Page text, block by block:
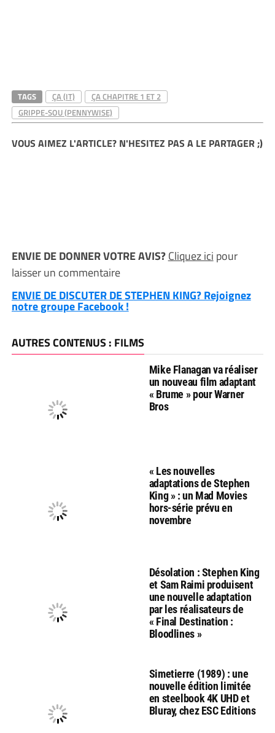
TAGS ÇA (IT)
ÇA CHAPITRE 1 ET 2
GRIPPE-SOU (PENNYWISE)
VOUS AIMEZ L'ARTICLE? N'HESITEZ PAS A LE PARTAGER ;)
ENVIE DE DONNER VOTRE AVIS?Cliquez ici pour
laisser un commentaire
ENVIE DE DISCUTER DE STEPHEN KING? Rejoignez
notre groupe Facebook !
AUTRES CONTENUS : FILMS
Mike Flanagan va réaliser
un nouveau film adaptant
« Brume » pour Warner
Bros
« Les nouvelles
adaptations de Stephen
King » : un Mad Movies
hors-série prévu en
novembre
Désolation : Stephen King
et Sam Raimi produisent
une nouvelle adaptation
par les réalisateurs de
« Final Destination :
Bloodlines »
Simetierre (1989) : une
nouvelle édition limitée
en steelbook 4K UHD et
Bluray, chez ESC Editions